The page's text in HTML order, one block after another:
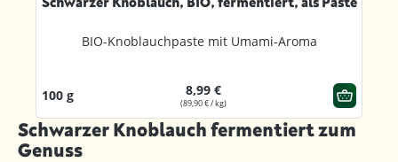
Fermentierte Knoblauchzehen mit Umami-Aroma
60 g 8,99 €
(149,83 € / kg)
Schwarzer Knoblauch fermentiert zum
Genuss